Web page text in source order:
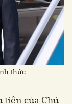
thức
tiên của Chủ